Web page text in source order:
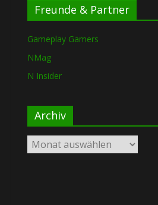
Freunde & Partner
Gameplay Gamers
NMag
N Insider
Archiv
Archiv